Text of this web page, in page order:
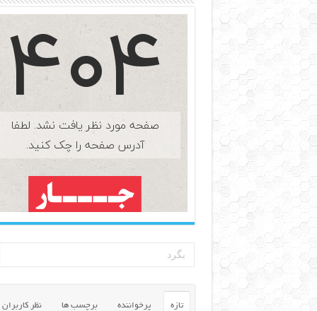
تازه پرخواننده برچسب ها نظر کاربران